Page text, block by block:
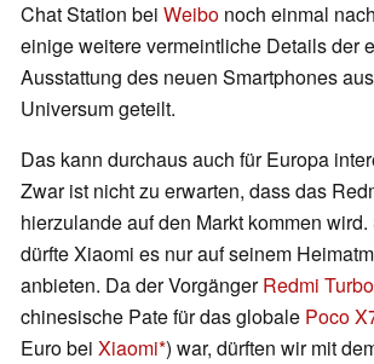
Chat Station bei Weibo noch einmal
einige weitere vermeintliche Details der
Ausstattung des neuen Smartphones
Universum geteilt.
Das kann durchaus auch für Europa
Zwar ist nicht zu erwarten, dass das
hierzulande auf den Markt kommen
dürfte Xiaomi es nur auf seinem
anbieten. Da der VorgängerRedmi
chinesische Pate für das globale Poco
Euro bei Xiaomi ) war, dürften wir mit